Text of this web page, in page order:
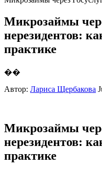
Микрозаймы
нерезидентов:
практике
��
Автор: Лариса Щербакова
Микрозаймы
нерезидентов:
практике